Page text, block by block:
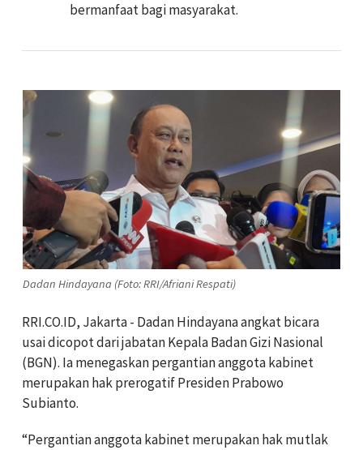
bermanfaat bagi masyarakat.
Dadan Hindayana (Foto: RRI/Afriani Respati)
RRI.CO.ID, Jakarta - Dadan Hindayana angkat bicara
usai dicopot dari jabatan Kepala Badan Gizi Nasional
(BGN). Ia menegaskan pergantian anggota kabinet
merupakan hak prerogatif Presiden Prabowo
Subianto.
“Pergantian anggota kabinet merupakan hak mutlak